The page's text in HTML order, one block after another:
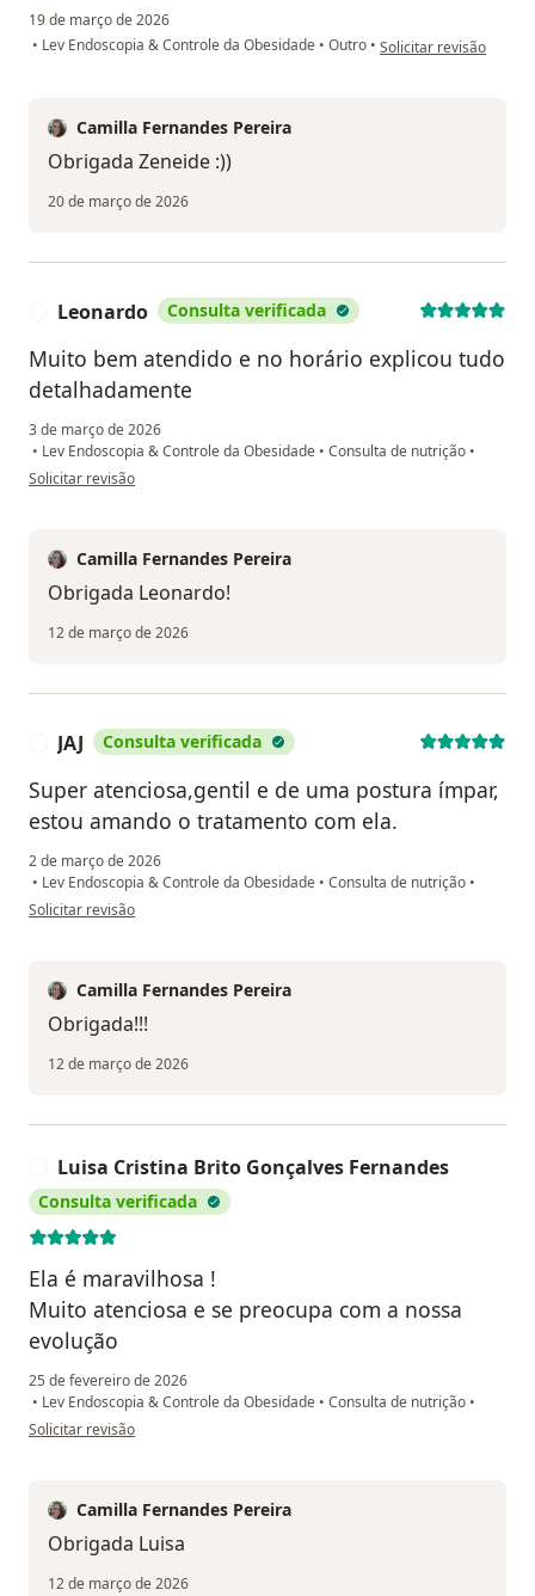
19 de março de 2026
• Lev Endoscopia & Controle da Obesidade • Outro • na opinião do
Solicitar revisão
Camilla Fernandes Pereira
Obrigada Zeneide :))
20 de março de 2026
Leonardo Consulta verificada
Muito bem atendido e no horário explicou tudo
detalhadamente
3 de março de 2026
• Lev Endoscopia & Controle da Obesidade • Consulta de nutrição •
na opinião do utilizador Leonardo
Solicitar revisão
Camilla Fernandes Pereira
Obrigada Leonardo!
12 de março de 2026
JAJ Consulta verificada
Super atenciosa,gentil e de uma postura ímpar,
estou amando o tratamento com ela.
2 de março de 2026
• Lev Endoscopia & Controle da Obesidade • Consulta de nutrição •
na opinião do utilizador JAJ
Solicitar revisão
Camilla Fernandes Pereira
Obrigada!!!
12 de março de 2026
Luisa Cristina Brito Gonçalves Fernandes
Consulta verificada
Ela é maravilhosa !
Muito atenciosa e se preocupa com a nossa
evolução
25 de fevereiro de 2026
• Lev Endoscopia & Controle da Obesidade • Consulta de nutrição •
na opinião do utilizador Luisa Cristina Brito Gonçalves Fernandes
Solicitar revisão
Camilla Fernandes Pereira
Obrigada Luisa
12 de março de 2026